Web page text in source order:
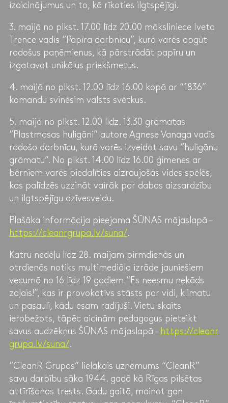
izaicinājumus un to, kā rīkoties ilgtspējīgi.
3. maijā no plkst. 17.00 līdz 20.00 māksliniece Iveta
Trence vadīs “Papīra darbnīcu”, kurā varēs apgūt
radošus paņēmienus, kā pārstrādāt papīru un
izgatavot unikālus priekšmetus.
4. maijā no plkst. 12.00 līdz 16.00 kopā ar “1836”
komandu svinēsim valsts svētkus.
5. maijā no plkst. 12.00 līdz. 13.30 grāmatas
“Plastmasas huligāni” autore Agnese Vanaga vadīs
radošo darbnīcu, kurā varēs izveidot savu “huligānu
grāmatu”. No plkst. 14.00 līdz 16.00 ģimenes ar
bērniem varēs piedalīties aizraujošās vides spēlēs,
kas palīdzēs uzzināt vairāk par dabas aizsardzību
un ilgtspējīgu dzīvesveidu.
Plašāka informācija pieejama ŠŪNAS mājaslapā –
https://cleanrgrupa.lv/suna/.
Katru nedēļu līdz 28. maijam pirmdienās un
otrdienās notiks multimediāla izrāde jauniešiem
vecumā no 16 līdz 19 gadiem “Es neesmu nekāds
zaļais!”, kas ir provokatīvs stāsts par vidi, klimatu
un pasauli, kādu esam radījuši. Vietu skaits
ierobežots, tāpēc aicinām pedagogus pieteikt
savus audzēkņus ŠŪNAS mājaslapā – https://cleanr
grupa.lv/suna/.
“CleanR Grupas” lielākais uzņēmums “CleanR”
savu darbību sāka 1944. gadā kā Rīgas pilsētas
attīrīšanas trests. Gadu gaitā, mainot gan